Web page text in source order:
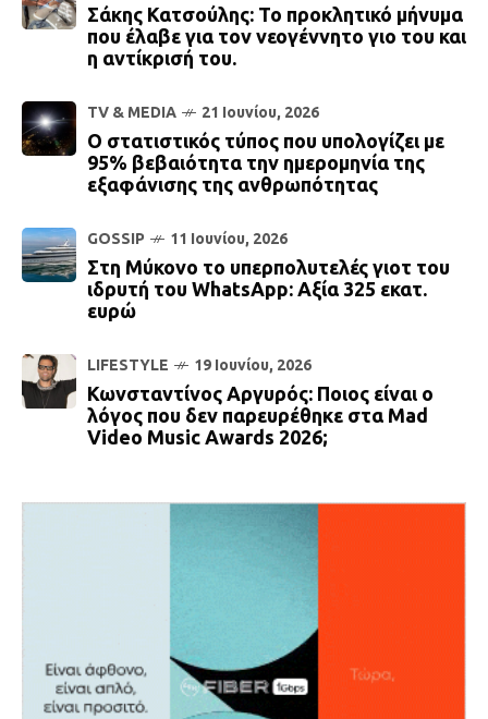
Σάκης Κατσούλης: Το προκλητικό μήνυμα
που έλαβε για τον νεογέννητο γιο του και
η αντίκρισή του.
TV & MEDIA 21 Ιουνίου, 2026
Ο στατιστικός τύπος που υπολογίζει με
95% βεβαιότητα την ημερομηνία της
εξαφάνισης της ανθρωπότητας
GOSSIP 11 Ιουνίου, 2026
Στη Μύκονο το υπερπολυτελές γιοτ του
ιδρυτή του WhatsApp: Αξία 325 εκατ.
ευρώ
LIFESTYLE 19 Ιουνίου, 2026
Κωνσταντίνος Αργυρός: Ποιος είναι ο
λόγος που δεν παρευρέθηκε στα Mad
Video Music Awards 2026;